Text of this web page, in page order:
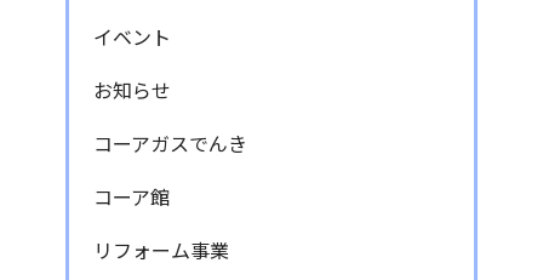
イベント
お知らせ
コーアガスでんき
コーア館
リフォーム事業